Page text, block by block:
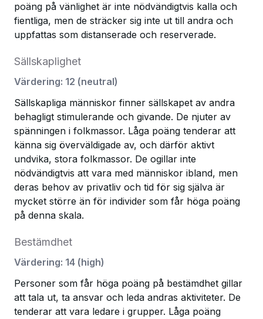
poäng på vänlighet är inte nödvändigtvis kalla och
fientliga, men de sträcker sig inte ut till andra och
uppfattas som distanserade och reserverade.
Sällskaplighet
Värdering: 12 (neutral)
Sällskapliga människor finner sällskapet av andra
behagligt stimulerande och givande. De njuter av
spänningen i folkmassor. Låga poäng tenderar att
känna sig överväldigade av, och därför aktivt
undvika, stora folkmassor. De ogillar inte
nödvändigtvis att vara med människor ibland, men
deras behov av privatliv och tid för sig själva är
mycket större än för individer som får höga poäng
på denna skala.
Bestämdhet
Värdering: 14 (high)
Personer som får höga poäng på bestämdhet gillar
att tala ut, ta ansvar och leda andras aktiviteter. De
tenderar att vara ledare i grupper. Låga poäng